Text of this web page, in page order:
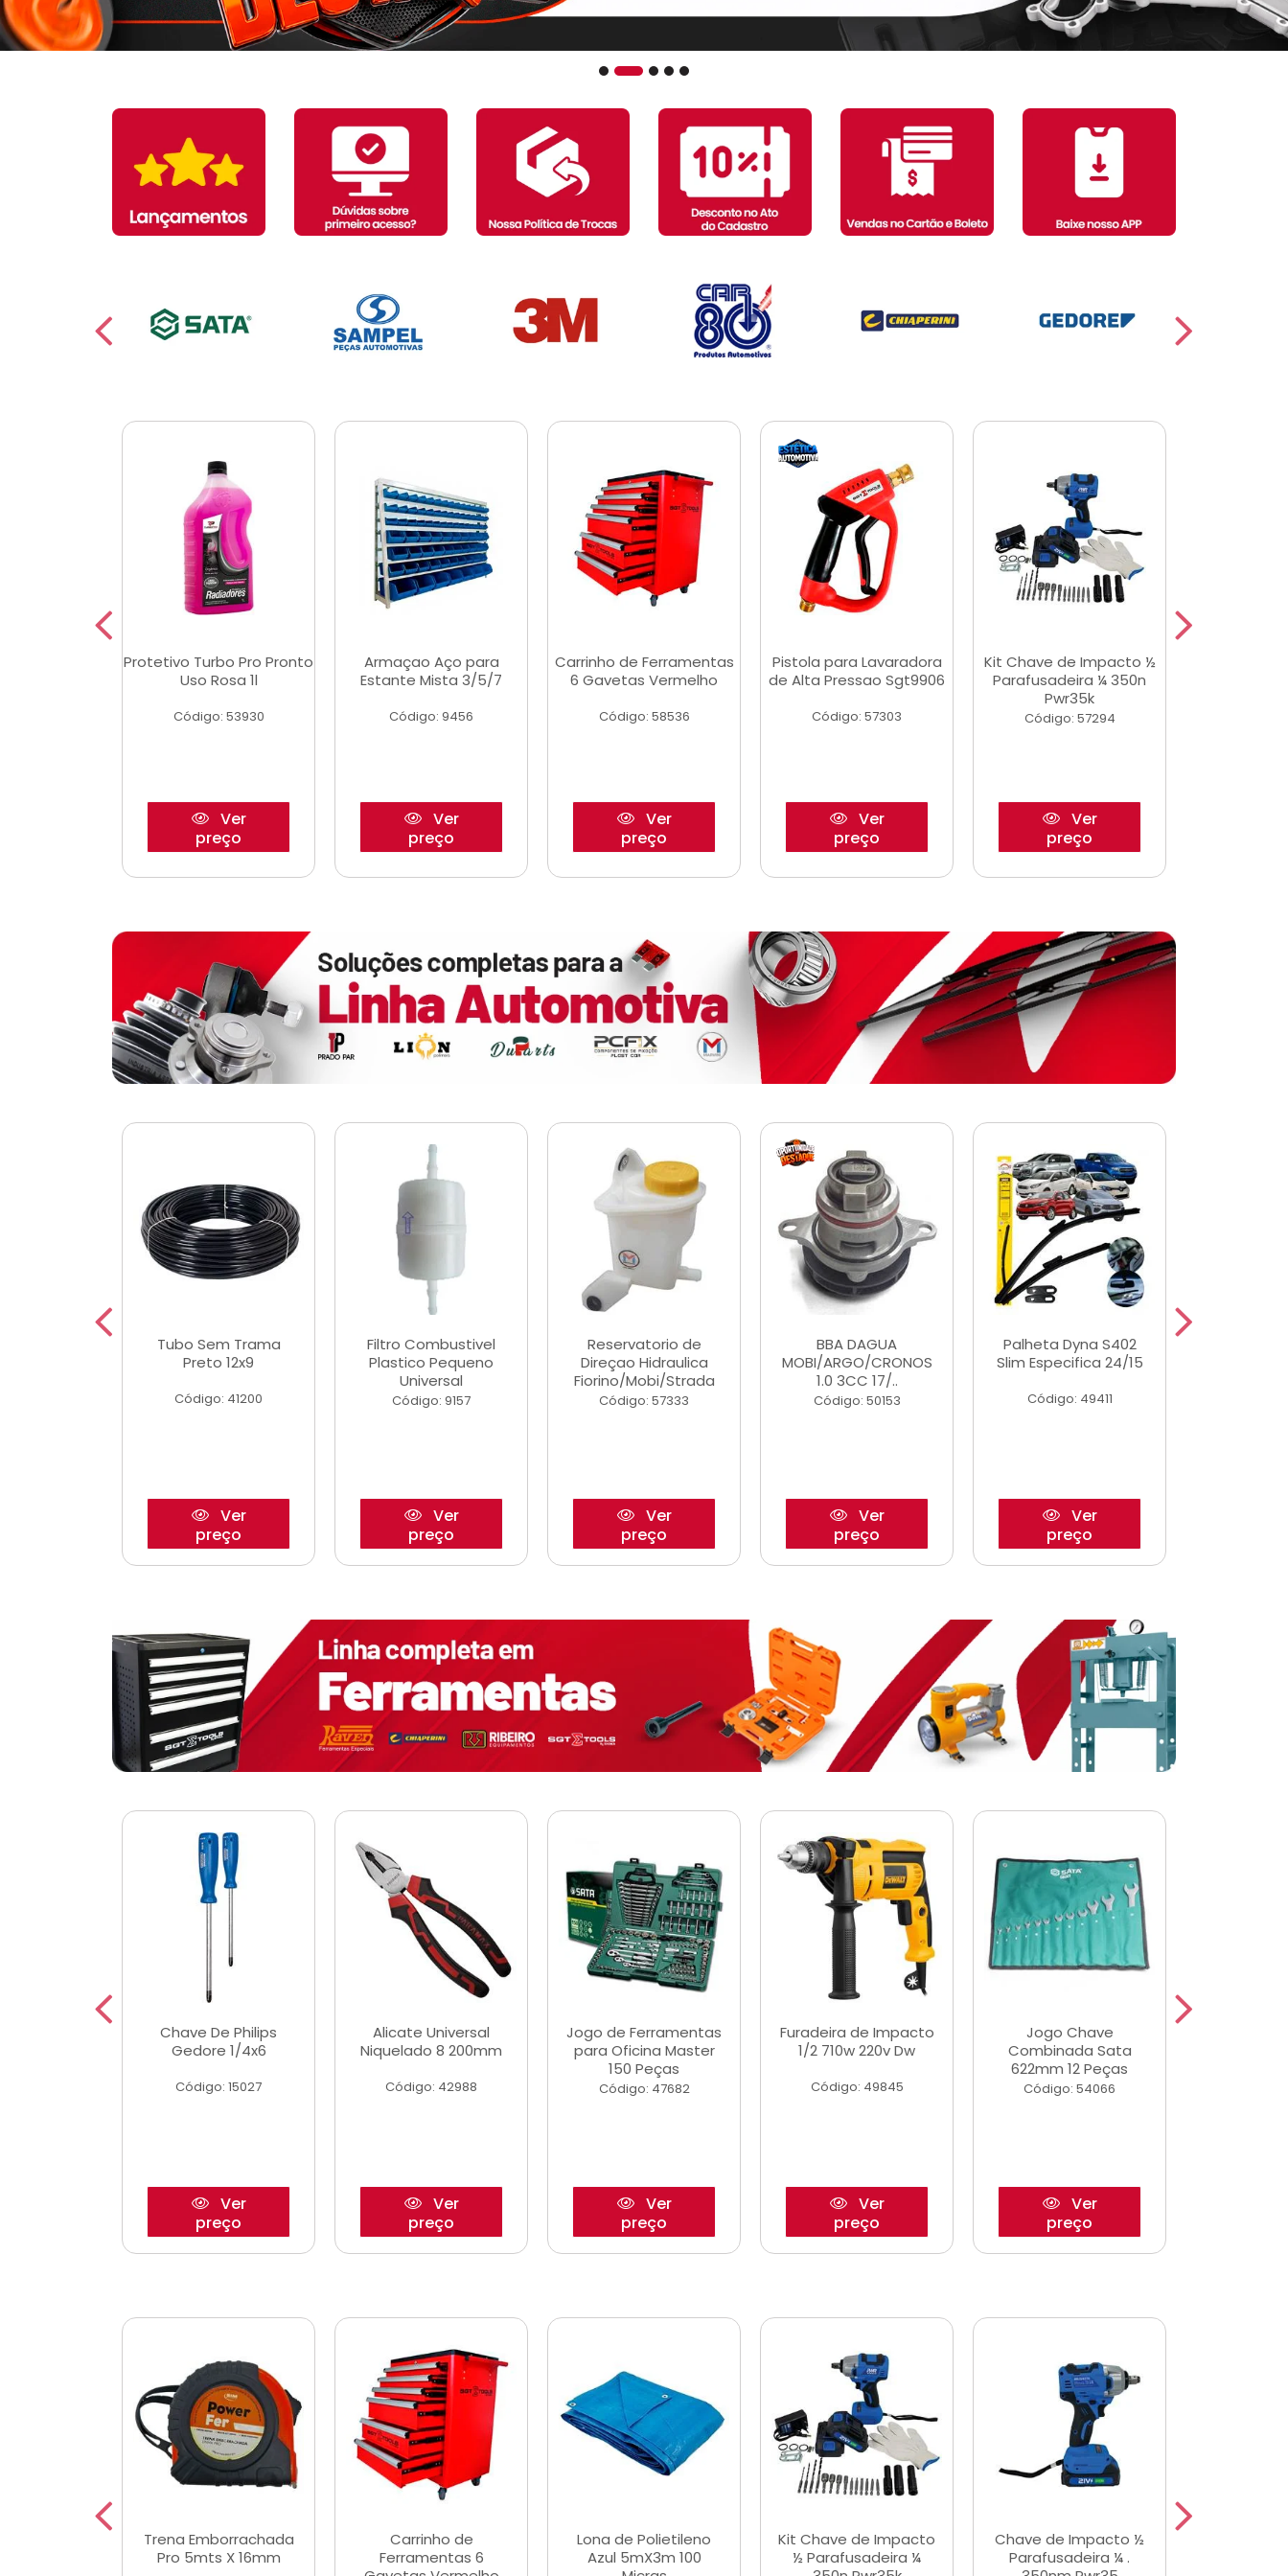
Protetivo Turbo Pro Pronto
Uso Rosa 1l
Código: 53930
Ver
preço
Armaçao Aço para
Estante Mista 3/5/7
Código: 9456
Ver
preço
Carrinho de Ferramentas
6 Gavetas Vermelho
Código: 58536
Ver
preço
Pistola para Lavaradora
de Alta Pressao Sgt9906
Código: 57303
Ver
preço
Kit Chave de Impacto ½
Parafusadeira ¼ 350n
Pwr35k
Código: 57294
Ver
preço
Tubo Sem Trama
Preto 12x9
Código: 41200
Ver
preço
Filtro Combustivel
Plastico Pequeno
Universal
Código: 9157
Ver
preço
Reservatorio de
Direçao Hidraulica
Fiorino/Mobi/Strada
Código: 57333
Ver
preço
BBA DAGUA
MOBI/ARGO/CRONOS
1.0 3CC 17/..
Código: 50153
Ver
preço
Palheta Dyna S402
Slim Especifica 24/15
Código: 49411
Ver
preço
Chave De Philips
Gedore 1/4x6
Código: 15027
Ver
preço
Alicate Universal
Niquelado 8 200mm
Código: 42988
Ver
preço
Jogo de Ferramentas
para Oficina Master
150 Peças
Código: 47682
Ver
preço
Furadeira de Impacto
1/2 710w 220v Dw
Código: 49845
Ver
preço
Jogo Chave
Combinada Sata
622mm 12 Peças
Código: 54066
Ver
preço
Trena Emborrachada
Pro 5mts X 16mm
Carrinho de
Ferramentas 6
Lona de Polietileno
Azul 5mX3m 100
Kit Chave de Impacto
½ Parafusadeira ¼
Chave de Impacto ½
Parafusadeira ¼ .